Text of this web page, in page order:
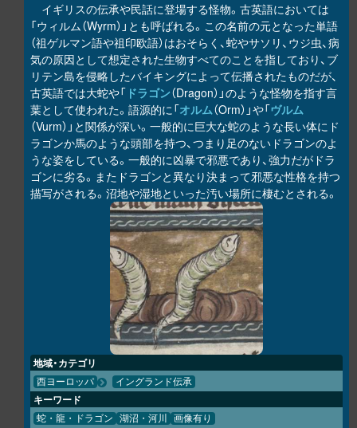
イギリスの伝承や民話に登場する怪物。古英語においては
「ウィルム（Wyrm）」とも呼ばれる。この名前の元となった単語
（祖ゲルマン語や祖印欧語）はおそらく、蛇やサソリ、ウジ虫、病
気の原因として想定された生物すべてのことを指しており、ブ
リテン島を侵略したバイキングによって伝播されたものだが、
古英語では大蛇や「 ドラゴン（Dragon）」のような怪物を指す言
葉として使われた。語源的に「オルム（Orm）」や「ヴルム
（Vurm）」と関係が深い。一般的に巨大な蛇のような長い体にド
ラゴンか馬のような頭部を持つ、つまり足のないドラゴンのよ
うな姿をしている。一般的に凶暴で邪悪であり、強力だがドラ
ゴンに劣る。またドラゴンと異なり決まって邪悪な性格を持つ
描写がされる。沼地や湿地といった汚い場所に棲むとされる。
地域・カテゴリ
西ヨーロッパ イングランド伝承
キーワード
蛇・龍・ドラゴン 湖沼・河川 画像有り